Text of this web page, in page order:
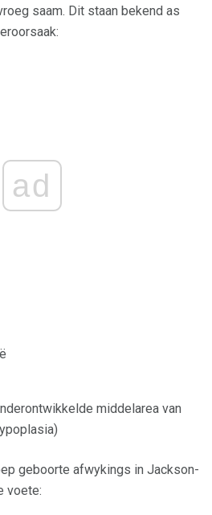
saam. Dit staan ​​bekend as
ad
middelarea van
geboorte afwykings in Jackson-
voete: